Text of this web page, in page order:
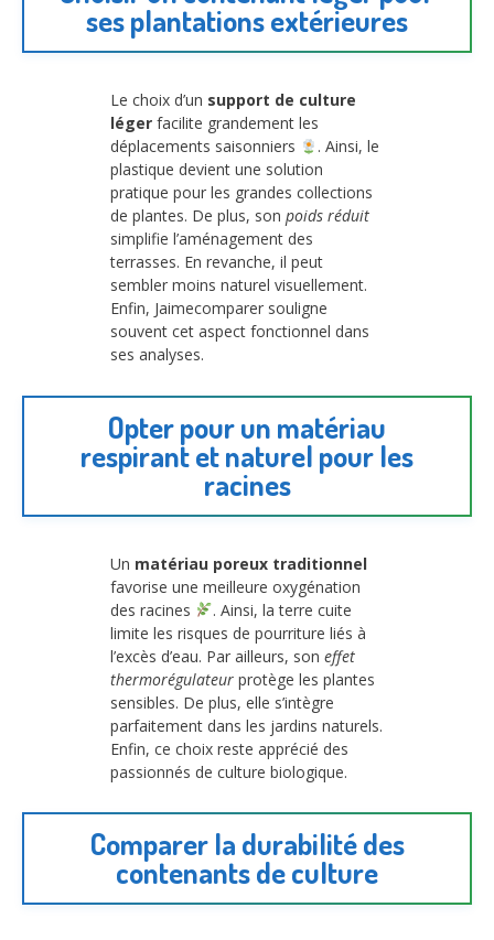
ses plantations extérieures
Le choix d’un support de culture
léger facilite grandement les
déplacements saisonniers
. Ainsi, le
plastique devient une solution
pratique pour les grandes collections
de plantes. De plus, son poids réduit
simplifie l’aménagement des
terrasses. En revanche, il peut
sembler moins naturel visuellement.
Enfin, Jaimecomparer souligne
souvent cet aspect fonctionnel dans
ses analyses.
Opter pour un matériau
respirant et naturel pour les
racines
Un matériau poreux traditionnel
favorise une meilleure oxygénation
des racines
. Ainsi, la terre cuite
limite les risques de pourriture liés à
l’excès d’eau. Par ailleurs, son effet
thermorégulateur protège les plantes
sensibles. De plus, elle s’intègre
parfaitement dans les jardins naturels.
Enfin, ce choix reste apprécié des
passionnés de culture biologique.
Comparer la durabilité des
contenants de culture